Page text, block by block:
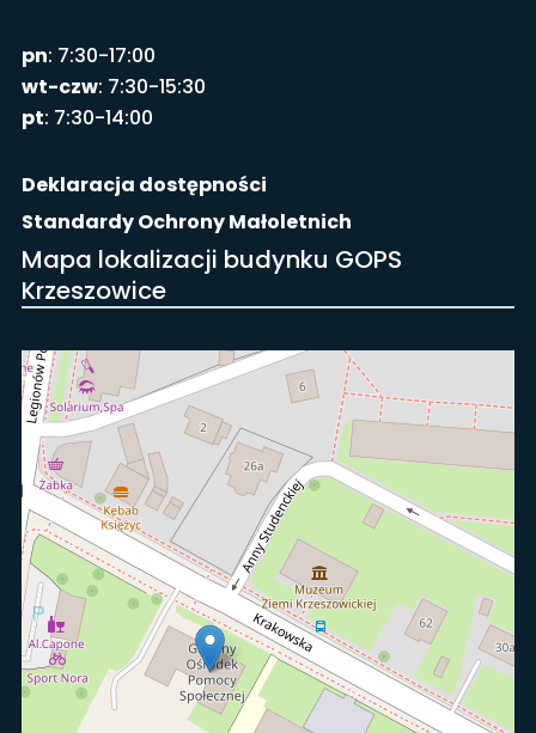
pn: 7:30-17:00
wt-czw: 7:30-15:30
pt: 7:30-14:00
Deklaracja dostępności
Standardy Ochrony Małoletnich
Mapa lokalizacji budynku GOPS
Krzeszowice